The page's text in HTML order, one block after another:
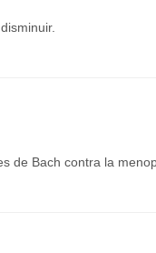
de Bach contra la